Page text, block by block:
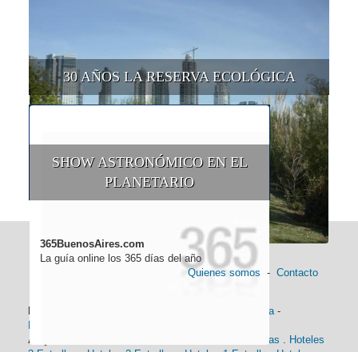
30 AÑOS LA RESERVA ECOLÓGICA
SHOW ASTRONÓMICO EN EL
PLANETARIO
365BuenosAires.com
La guía online los 365 días del año
Quienes somos - Contacto
Historia-
Alojamiento:
Hoteles 4 Estrellas . Hoteles